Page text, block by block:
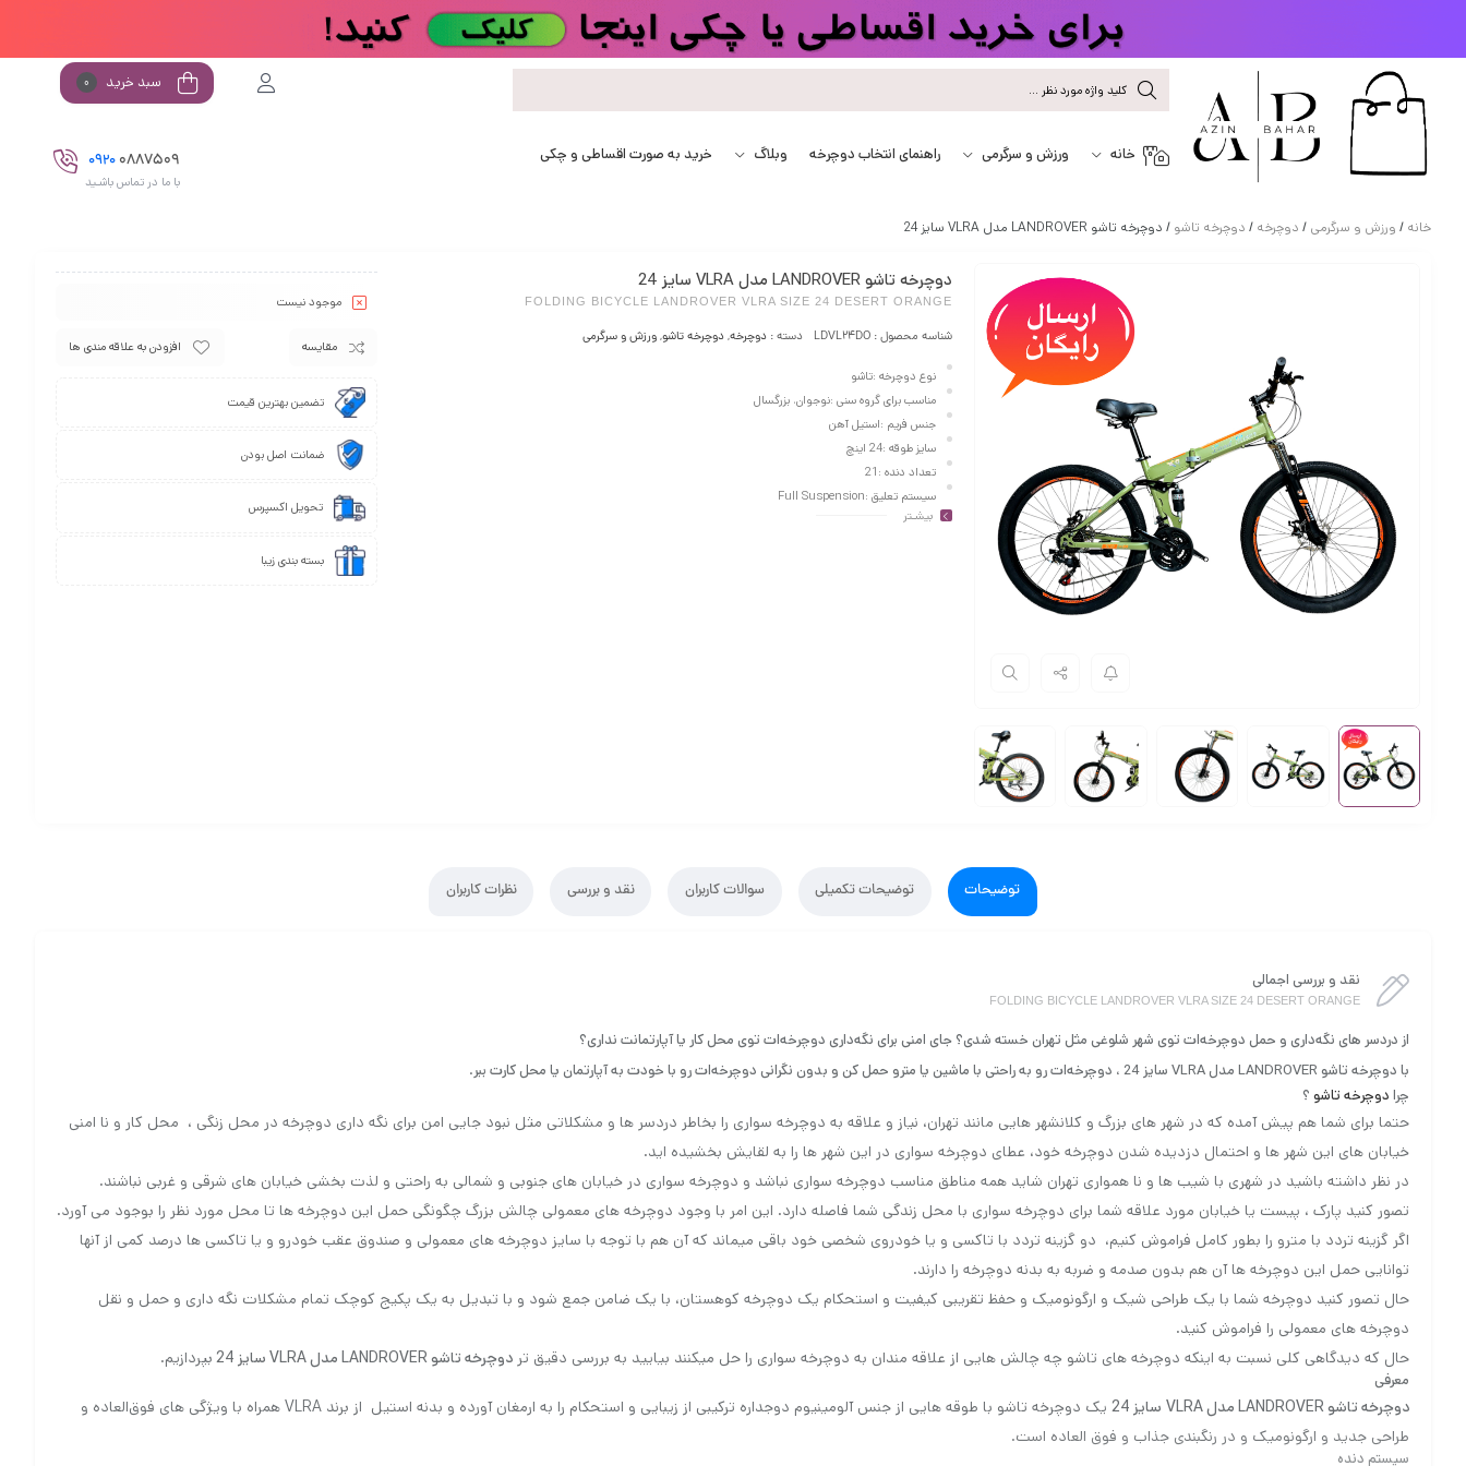
خانه ورزش و سرگرمی راهنمای انتخاب دوچرخه وبلاگ خرید به صورت اقساطی و چکی
سبد خرید 0
0887509
0920
با ما در تماس باشـید
خانه / ورزش و سرگرمی / دوچرخه / دوچرخه تاشو / دوچرخه تاشو LANDROVER مدل VLRA سایز 24
دوچرخه تاشو LANDROVER مدل VLRA سایز 24
FOLDING BICYCLE LANDROVER VLRA SIZE 24 DESERT ORANGE
شناسه محصول :LDVL24DO دسته :دوچرخه,دوچرخه تاشو,ورزش و سرگرمی
نوع دوچرخه :تاشو
مناسب برای گروه سنی :نوجوان، بزرگسال
جنس فریم :استیل آهن
سایز طوقه :24 اینچ
تعداد دنده :21
سیستم تعلیق :Full Suspension
نوع ترمز :دیسکی مکانیکی
بیشـتر
موجود نیست
مقایسه افزودن به علاقه مندی ها
تضمین بهترین قیمت
ضمانت اصل بودن
تحویل اکسپرس
بسته بندی زیبا
توضیحات توضیحات تکمیلی سوالات کاربران نقد و بررسی نظرات کاربران
نقد و بررسی اجمالی
FOLDING BICYCLE LANDROVER VLRA SIZE 24 DESERT ORANGE
از دردسر های نگه‌داری و حمل دوچرخه‌ات توی شهر شلوغی مثل تهران خسته شدی؟ جای امنی برای نگه‌داری دوچرخه‌ات توی محل کار یا آپارتمانت نداری؟
با دوچرخه تاشو LANDROVER مدل VLRA سایز 24 ، دوچرخه‌ات رو به راحتی با ماشین یا مترو حمل کن و بدون نگرانی دوچرخه‌ات رو با خودت به آپارتمان یا محل کارت ببر.
چرا دوچرخه تاشو ؟
حتما برای شما هم پیش آمده که در شهر های بزرگ و کلانشهر هایی مانند تهران، نیاز و علاقه به دوچرخه سواری را بخاطر دردسر ها و مشکلاتی مثل نبود جایی امن برای نگه داری دوچرخه در محل زنگی ، محل کار و نا امنی
خیابان های این شهر ها و احتمال دزدیده شدن دوچرخه خود، عطای دوچرخه سواری در این شهر ها را به لقایش بخشیده اید.
در نظر داشته باشید در شهری با شیب ها و نا همواری تهران شاید همه مناطق مناسب دوچرخه سواری نباشد و دوچرخه سواری در خیابان های جنوبی و شمالی به راحتی و لذت بخشی خیابان های شرقی و غربی نباشند.
تصور کنید پارک ، پیست یا خیابان مورد علاقه شما برای دوچرخه سواری با محل زندگی شما فاصله دارد. این امر با وجود دوچرخه های معمولی چالش بزرگ چگونگی حمل این دوچرخه ها تا محل مورد نظر را بوجود می آورد.
اگر گزینه تردد با مترو را بطور کامل فراموش کنیم، دو گزینه تردد با تاکسی و یا خودروی شخصی خود باقی میماند که آن هم با توجه با سایز دوچرخه های معمولی و صندوق عقب خودرو و یا تاکسی ها درصد کمی از آنها
توانایی حمل این دوچرخه ها آن هم بدون صدمه و ضربه به بدنه دوچرخه را دارند.
حال تصور کنید دوچرخه شما با یک طراحی شیک و ارگونومیک و حفظ تقریبی کیفیت و استحکام یک دوچرخه کوهستان، با یک ضامن جمع شود و با تبدیل به یک پکیج کوچک تمام مشکلات نگه داری و حمل و نقل
دوچرخه های معمولی را فراموش کنید.
حال که دیدگاهی کلی نسبت به اینکه دوچرخه های تاشو چه چالش هایی از علاقه مندان به دوچرخه سواری را حل میکنند بیایید به بررسی دقیق تر دوچرخه تاشو LANDROVER مدل VLRA سایز 24 بپردازیم.
معرفی
دوچرخه تاشو LANDROVER مدل VLRA سایز 24
یک دوچرخه تاشو با طوقه هایی از جنس آلومینیوم دوجداره ترکیبی از زیبایی و استحکام را به ارمغان آورده و بدنه استیل از برند VLRA همراه با ویژگی های فوق‌العاده و
طراحی جدید و ارگونومیک و در رنگبندی جذاب و فوق العاده است.
سیستم دنده